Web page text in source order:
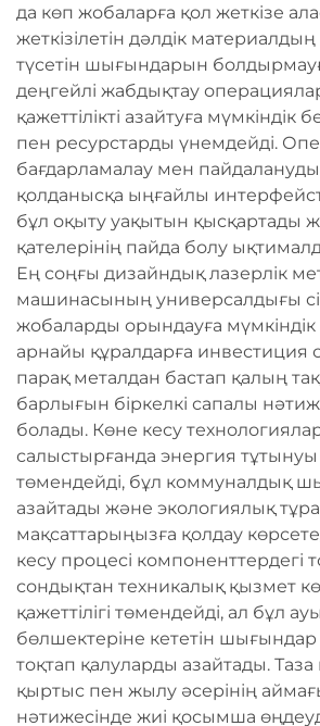
да көп жобаларға қол жеткізе
жеткізілетін дәлдік
түсетін шығындарын
деңгейлі жабдықтау
қажеттілікті азайтуға мүмкіндік
пен ресурстарды үнемдейді.
бағдарламалау мен пайдалануды
қолданысқа ыңғайлы
бұл оқыту уақытын қысқартады
қателерінің пайда болу
Ең соңғы дизайндық лазерлік
машинасының универсалдығы
жобаларды орындауға мүмкіндік
арнайы құралдарға инвестиция
парақ металдан бастап қалың
барлығын біркелкі сапалы
болады. Көне кесу
салыстырғанда энергия тұтынуы
төмендейді, бұл коммуналдық
азайтады және экологиялық
мақсаттарыңызға қолдау
кесу процесі компоненттердегі
сондықтан техникалық қызмет
қажеттілігі төмендейді, ал бұл
бөлшектеріне кететін
тоқтап қалуларды азайтады. Таза
қыртыс пен жылу әсерінің
нәтижесінде жиі қосымша